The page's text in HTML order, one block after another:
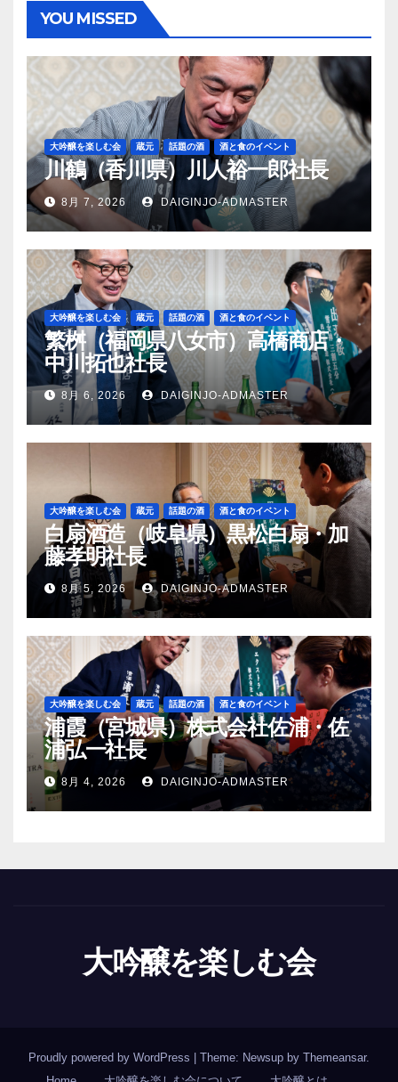
YOU MISSED
大吟醸を楽しむ会 蔵元 話題の酒 酒と食のイベント
川鶴（香川県）川人裕一郎社長
8月 7, 2026 DAIGINJO-ADMASTER
大吟醸を楽しむ会 蔵元 話題の酒 酒と食のイベント
繁桝（福岡県八女市）高橋商店・
中川拓也社長
8月 6, 2026 DAIGINJO-ADMASTER
大吟醸を楽しむ会 蔵元 話題の酒 酒と食のイベント
白扇酒造（岐阜県）黒松白扇・加
藤孝明社長
8月 5, 2026 DAIGINJO-ADMASTER
大吟醸を楽しむ会 蔵元 話題の酒 酒と食のイベント
浦霞（宮城県）株式会社佐浦・佐
浦弘一社長
8月 4, 2026 DAIGINJO-ADMASTER
大吟醸を楽しむ会
Proudly powered by WordPress Theme: Newsup by Themeansar.